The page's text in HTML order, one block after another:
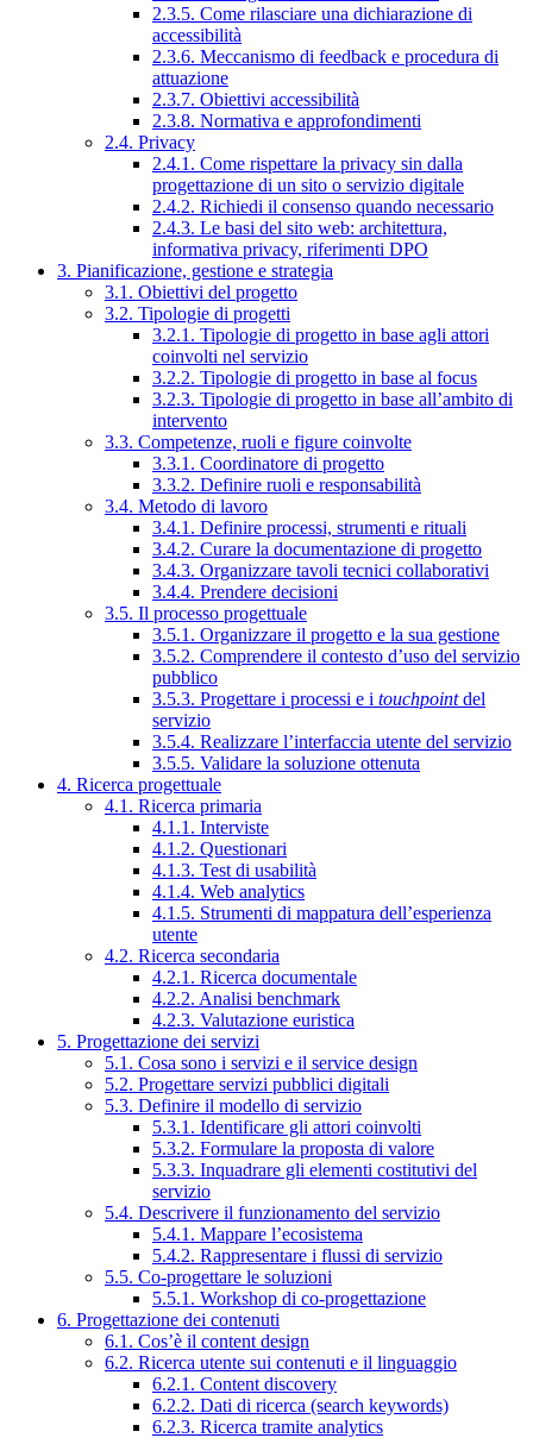
2.3.5. Come rilasciare una dichiarazione di
accessibilità
2.3.6. Meccanismo di feedback e procedura di
attuazione
2.3.7. Obiettivi accessibilità
2.3.8. Normativa e approfondimenti
2.4. Privacy
2.4.1. Come rispettare la privacy sin dalla
progettazione di un sito o servizio digitale
2.4.2. Richiedi il consenso quando necessario
2.4.3. Le basi del sito web: architettura,
informativa privacy, riferimenti DPO
3. Pianificazione, gestione e strategia
3.1. Obiettivi del progetto
3.2. Tipologie di progetti
3.2.1. Tipologie di progetto in base agli attori
coinvolti nel servizio
3.2.2. Tipologie di progetto in base al focus
3.2.3. Tipologie di progetto in base all’ambito di
intervento
3.3. Competenze, ruoli e figure coinvolte
3.3.1. Coordinatore di progetto
3.3.2. Definire ruoli e responsabilità
3.4. Metodo di lavoro
3.4.1. Definire processi, strumenti e rituali
3.4.2. Curare la documentazione di progetto
3.4.3. Organizzare tavoli tecnici collaborativi
3.4.4. Prendere decisioni
3.5. Il processo progettuale
3.5.1. Organizzare il progetto e la sua gestione
3.5.2. Comprendere il contesto d’uso del servizio
pubblico
3.5.3. Progettare i processi e i touchpointdel
servizio
3.5.4. Realizzare l’interfaccia utente del servizio
3.5.5. Validare la soluzione ottenuta
4. Ricerca progettuale
4.1. Ricerca primaria
4.1.1. Interviste
4.1.2. Questionari
4.1.3. Test di usabilità
4.1.4. Web analytics
4.1.5. Strumenti di mappatura dell’esperienza
utente
4.2. Ricerca secondaria
4.2.1. Ricerca documentale
4.2.2. Analisi benchmark
4.2.3. Valutazione euristica
5. Progettazione dei servizi
5.1. Cosa sono i servizi e il service design
5.2. Progettare servizi pubblici digitali
5.3. Definire il modello di servizio
5.3.1. Identificare gli attori coinvolti
5.3.2. Formulare la proposta di valore
5.3.3. Inquadrare gli elementi costitutivi del
servizio
5.4. Descrivere il funzionamento del servizio
5.4.1. Mappare l’ecosistema
5.4.2. Rappresentare i flussi di servizio
5.5. Co-progettare le soluzioni
5.5.1. Workshop di co-progettazione
6. Progettazione dei contenuti
6.1. Cos’è il content design
6.2. Ricerca utente sui contenuti e il linguaggio
6.2.1. Content discovery
6.2.2. Dati di ricerca (search keywords)
6.2.3. Ricerca tramite analytics